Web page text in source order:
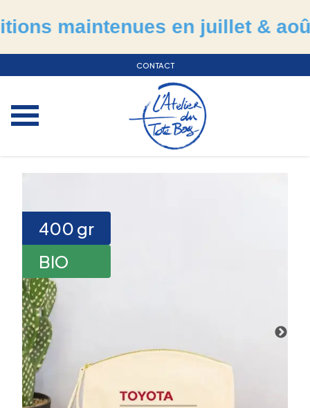
en juillet & août
CONTACT
400 gr
BIO